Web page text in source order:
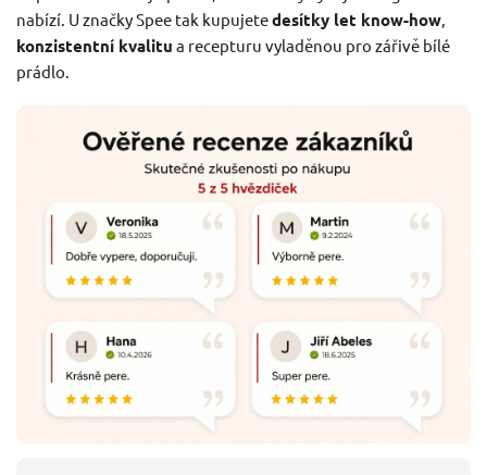
nabízí. U značky Spee tak kupujetedesítky let know-how
konzistentní kvalitu a recepturu vyladěnou pro zářivě bílé
prádlo.